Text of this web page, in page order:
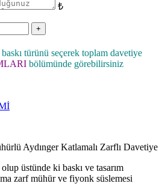
₺
türünü seçerek toplam davetiye
bölümünde görebilirsiniz
Aydınger Katlamalı Zarflı Davetiye
üstünde ki baskı ve tasarım
zarf mühür ve fiyonk süslemesi